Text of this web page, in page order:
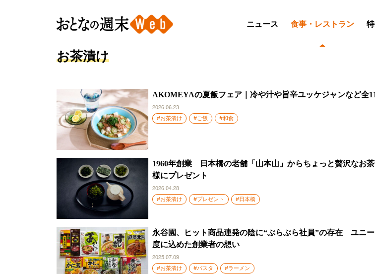
ニュース 食事・レストラン
お茶漬け
AKOMEYAの夏飯フェア｜冷や汁や旨辛ユッケジャンなど全
2026.06.23
#お茶漬け #ご飯 #和食
1960年創業 日本橋の老舗「山本山」からちょっと贅沢なお
様にプレゼント
2026.04.28
#お茶漬け #プレゼント #日本橋
永谷園、ヒット商品連発の陰に“ぶらぶら社員”の存在 ユニー
度に込めた創業者の想い
2025.07.09
#お茶漬け #パスタ #ラーメン